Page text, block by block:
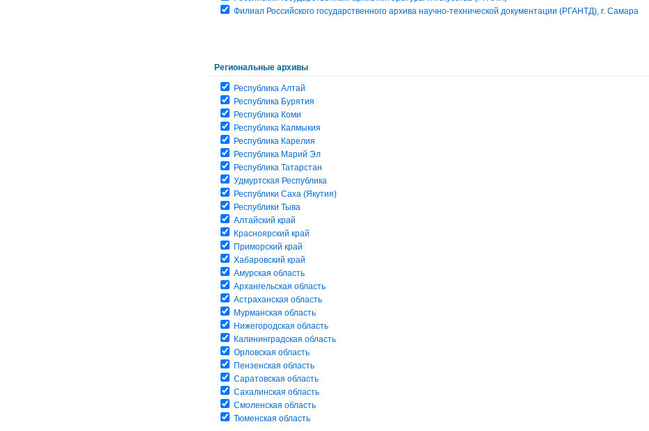
Филиал Российского государственного архива научно-технической документации (РГАНТД), г. Самара
Региональные архивы
Республика Алтай
Республика Бурятия
Республика Коми
Республика Калмыкия
Республика Карелия
Республика Марий Эл
Республика Татарстан
Удмуртская Республика
Республики Саха (Якутия)
Республики Тыва
Алтайский край
Красноярский край
Приморский край
Хабаровский край
Амурская область
Архангельская область
Астраханская область
Мурманская область
Нижегородская область
Калининградская область
Орловская область
Пензенская область
Саратовская область
Сахалинская область
Смоленская область
Тюменская область